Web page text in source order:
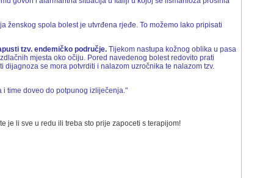
ženskog spola bolest je utvrđena rjeđe. To možemo lako pripisati
tzv. endemičko područje. Tijekom nastupa kožnog oblika u pasa
mjesta oko očiju. Pored navedenog bolest redovito prati
se mora potvrditi i nalazom uzročnika te nalazom tzv.
time doveo do potpunog izliječenja."
je li sve u redu ili treba sto prije zapoceti s terapijom!